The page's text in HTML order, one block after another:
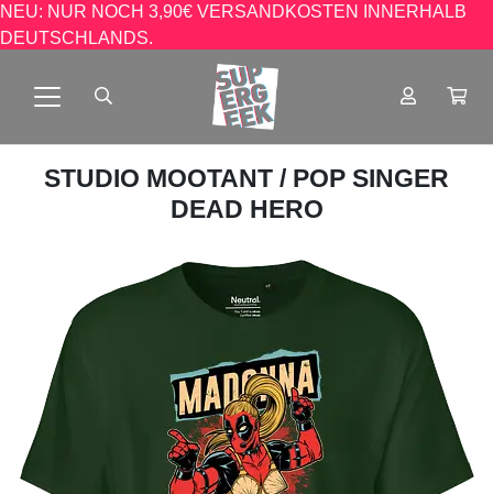
NEU: NUR NOCH 3,90€ VERSANDKOSTEN INNERHALB
DEUTSCHLANDS.
STUDIO MOOTANT / POP SINGER
DEAD HERO